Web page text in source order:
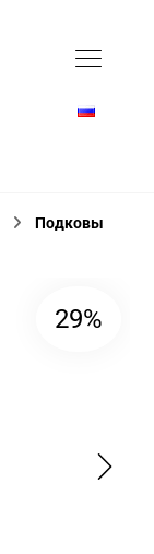
Подковы
29%